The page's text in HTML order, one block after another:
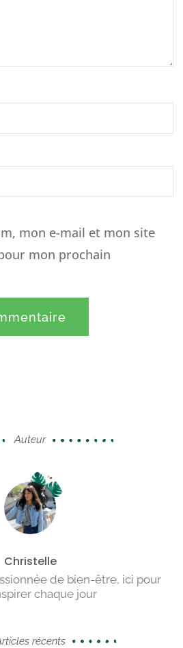
mon e-mail et mon site
mon prochain
Auteur
Christelle
de bien-être, ici pour
chaque jour
récents